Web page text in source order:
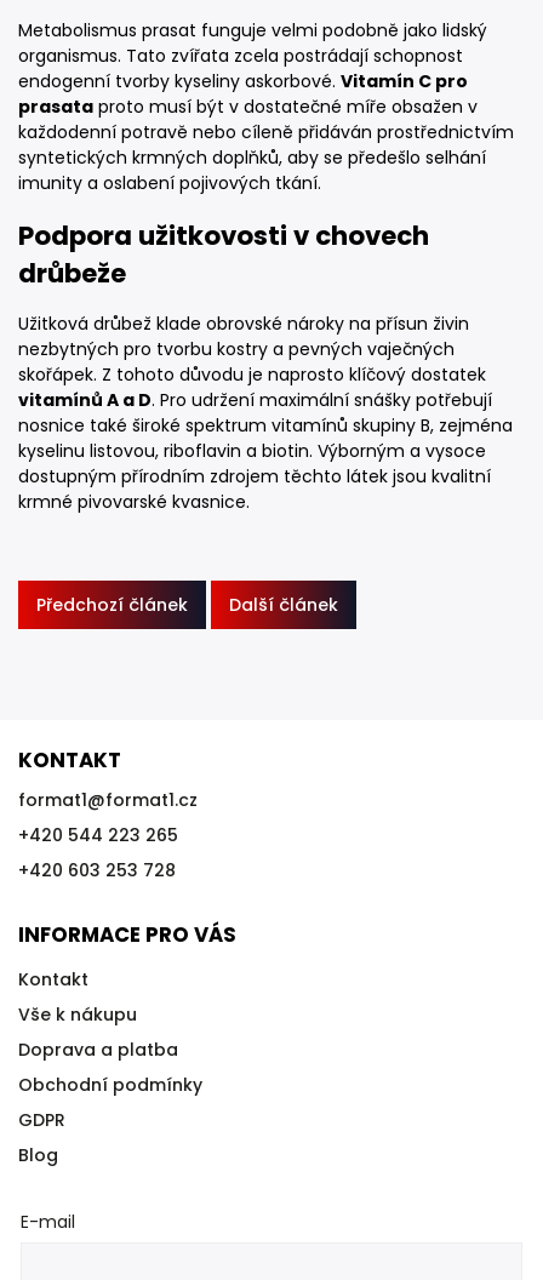
Metabolismus prasat funguje velmi podobně jako lidský
organismus. Tato zvířata zcela postrádají schopnost
endogenní tvorby kyseliny askorbové. Vitamín C pro
prasata proto musí být v dostatečné míře obsažen v
každodenní potravě nebo cíleně přidáván prostřednictvím
syntetických krmných doplňků, aby se předešlo selhání
imunity a oslabení pojivových tkání.
Podpora užitkovosti v chovech
drůbeže
Užitková drůbež klade obrovské nároky na přísun živin
nezbytných pro tvorbu kostry a pevných vaječných
skořápek. Z tohoto důvodu je naprosto klíčový dostatek
vitamínů A a D. Pro udržení maximální snášky potřebují
nosnice také široké spektrum vitamínů skupiny B, zejména
kyselinu listovou, riboflavin a biotin. Výborným a vysoce
dostupným přírodním zdrojem těchto látek jsou kvalitní
krmné pivovarské kvasnice.
Předchozí článek Další článek
KONTAKT
format1@format1.cz
+420 544 223 265
+420 603 253 728
INFORMACE PRO VÁS
Kontakt
Vše k nákupu
Doprava a platba
Obchodní podmínky
GDPR
Blog
E-mail